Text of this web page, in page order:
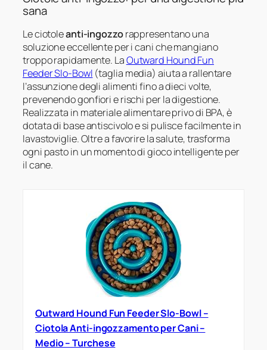
sana
Le ciotoleanti-ingozzorappresentano una
soluzione eccellente per i cani che mangiano
troppo rapidamente. LaOutward Hound Fun
Feeder Slo-Bowl (taglia media) aiuta a rallentare
l’assunzione degli alimenti fino a dieci volte,
prevenendo gonfiori e rischi per la digestione.
Realizzata in materiale alimentare privo di BPA, è
dotata di base antiscivolo e si pulisce facilmente in
lavastoviglie. Oltre a favorire la salute, trasforma
ogni pasto in un momento di gioco intelligente per
il cane.
Outward Hound Fun Feeder Slo-Bowl –
Ciotola Anti-ingozzamento per Cani –
Medio – Turchese